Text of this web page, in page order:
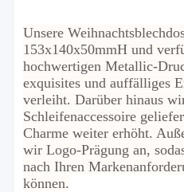
Unsere
153x140x50mmH und
hochwertigen Metallic-
exquisites und auffälliges
verleiht. Darüber hinaus
Schleifenaccessoire
Charme weiter erhöht.
wir Logo-Prägung an,
nach Ihren
können.